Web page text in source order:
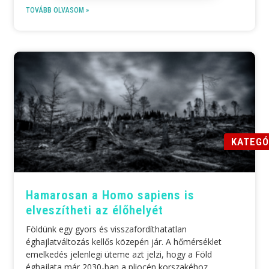
TOVÁBB OLVASOM »
Hamarosan a Homo sapiens is
elveszítheti az élőhelyét
Földünk egy gyors és visszafordíthatatlan
éghajlatváltozás kellős közepén jár. A hőmérséklet
emelkedés jelenlegi üteme azt jelzi, hogy a Föld